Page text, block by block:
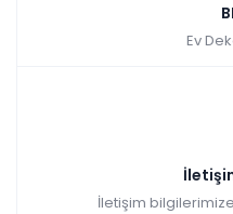
Ev
İletişim bilgilerimize